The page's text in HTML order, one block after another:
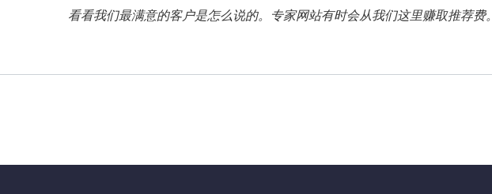
看看我们最满意的客户是怎么说的。专家网站有时会从我们这里赚取推荐费。